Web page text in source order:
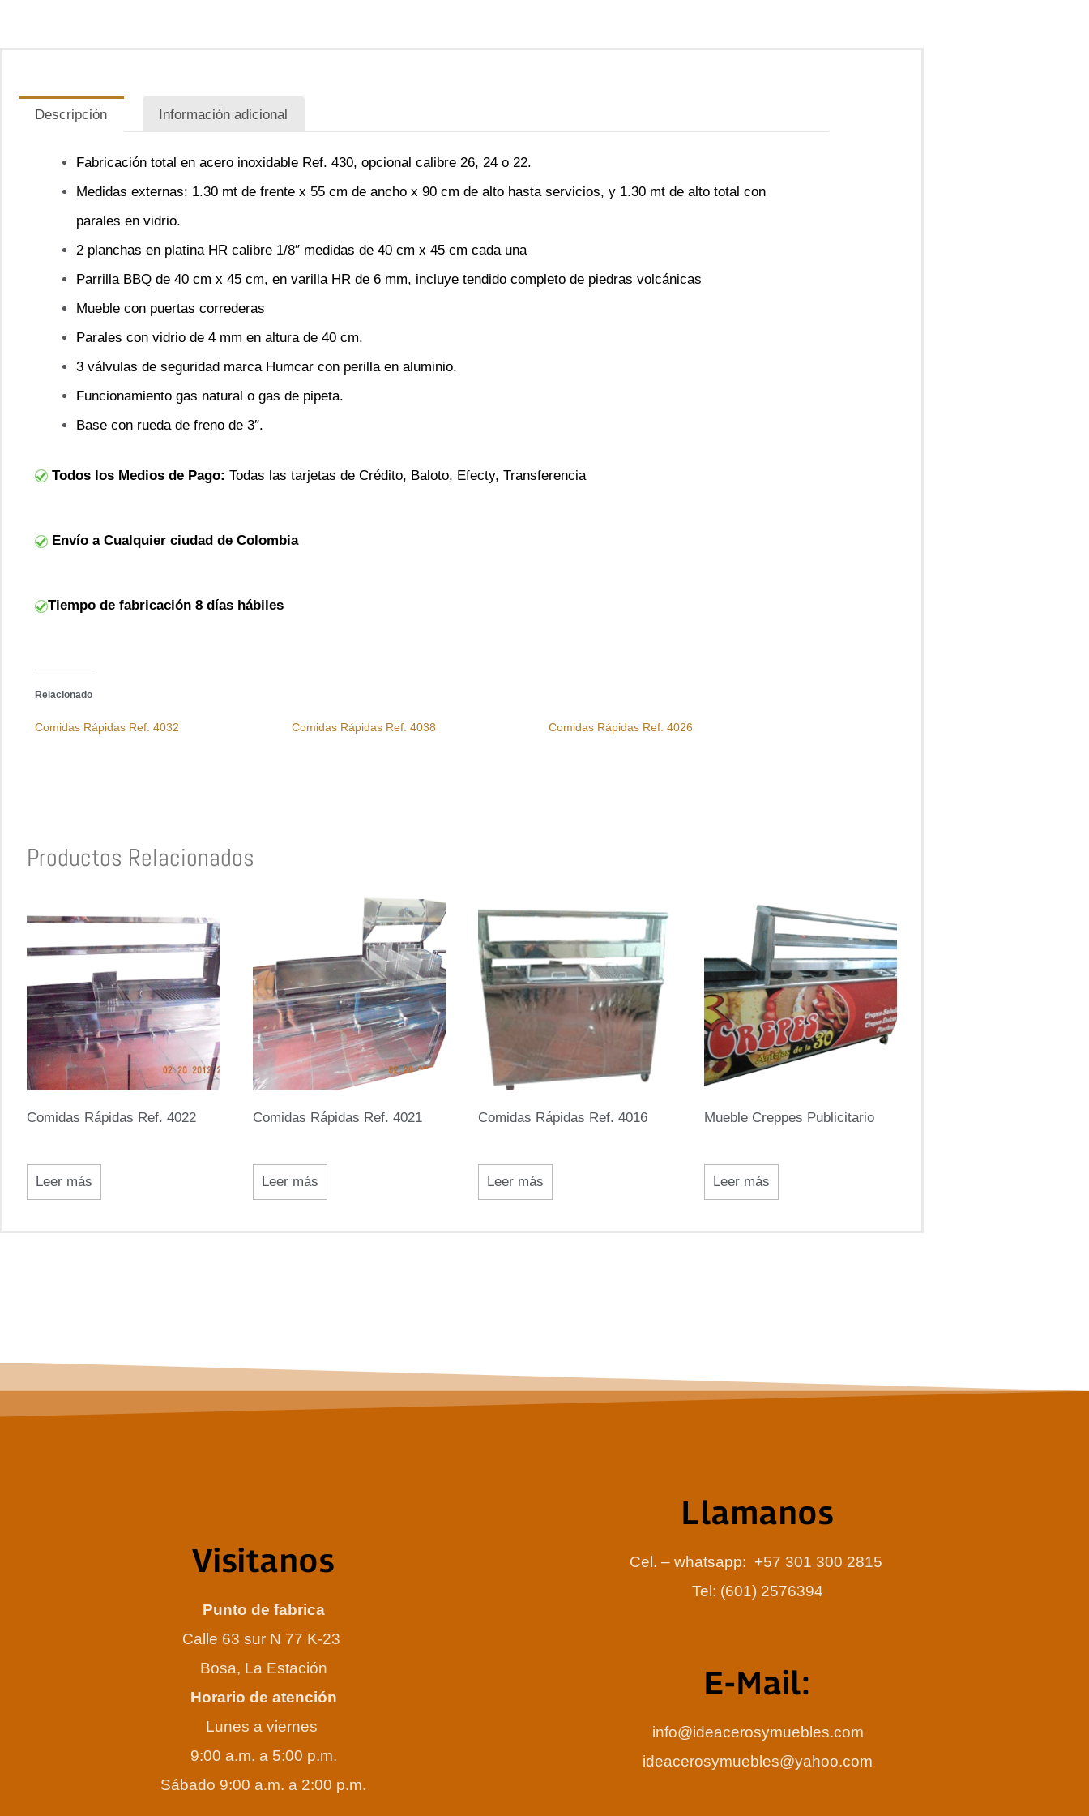
Descripción Información adicional
Fabricación total en acero inoxidable Ref. 430, opcional calibre 26, 24 o 22.
Medidas externas: 1.30 mt de frente x 55 cm de ancho x 90 cm de alto hasta servicios, y 1.30 mt de alto total con
parales en vidrio.
2 planchas en platina HR calibre 1/8″ medidas de 40 cm x 45 cm cada una
Parrilla BBQ de 40 cm x 45 cm, en varilla HR de 6 mm, incluye tendido completo de piedras volcánicas
Mueble con puertas correderas
Parales con vidrio de 4 mm en altura de 40 cm.
3 válvulas de seguridad marca Humcar con perilla en aluminio.
Funcionamiento gas natural o gas de pipeta.
Base con rueda de freno de 3″.
Todos los Medios de Pago: Todas las tarjetas de Crédito, Baloto, Efecty, Transferencia
Envío a Cualquier ciudad de Colombia
Tiempo de fabricación 8 días hábiles
Relacionado
Comidas Rápidas Ref. 4032 Comidas Rápidas Ref. 4038 Comidas Rápidas Ref. 4026
Productos Relacionados
Comidas Rápidas Ref. 4022
Leer más
Comidas Rápidas Ref. 4021
Leer más
Comidas Rápidas Ref. 4016
Leer más
Mueble Creppes Publicitario
Leer más
Visitanos
Punto de fabrica
Calle 63 sur N 77 K-23
Bosa, La Estación
Horario de atención
Lunes a viernes
9:00 a.m. a 5:00 p.m.
Sábado 9:00 a.m. a 2:00 p.m.
Llamanos
Cel. – whatsapp: +57 301 300 2815
Tel: (601) 2576394
E-Mail:
info@ideacerosymuebles.com
ideacerosymuebles@yahoo.com